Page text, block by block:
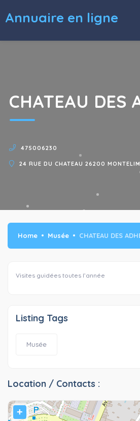
Annuaire en ligne
CHATEAU DES
475006230
24 RUE DU CHATEAU 26200
Home Musée CHATEAU DES
Visites guidées toutes l’année
Listing Tags
Musée
Location / Contacts :
+